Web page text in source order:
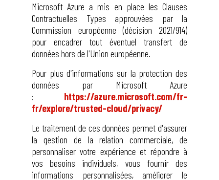
Microsoft Azure a mis en place les Clauses
Contractuelles Types approuvées par la
Commission européenne (décision 2021/914)
pour encadrer tout éventuel transfert de
données hors de l'Union européenne.
Pour plus d'informations sur la protection des
données par Microsoft Azure
: https://azure.microsoft.com/fr-
fr/explore/trusted-cloud/privacy/
Le traitement de ces données permet d'assurer
la gestion de la relation commerciale, de
personnaliser votre expérience et répondre à
vos besoins individuels, vous fournir des
informations personnalisées, améliorer le